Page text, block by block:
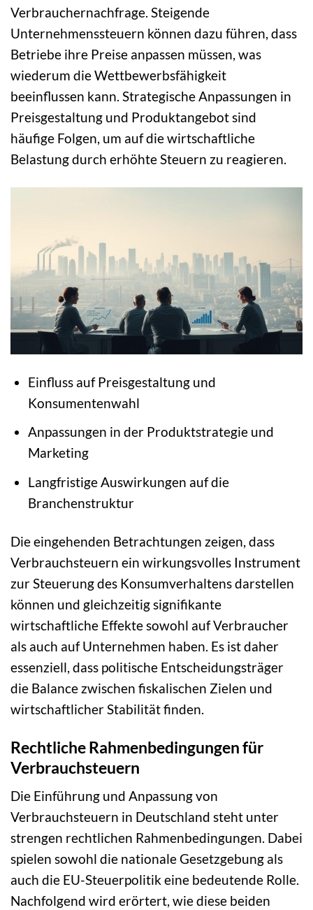
Verbrauchernachfrage. Steigende
Unternehmenssteuern können dazu führen, dass
Betriebe ihre Preise anpassen müssen, was
wiederum die Wettbewerbsfähigkeit
beeinflussen kann. Strategische Anpassungen in
Preisgestaltung und Produktangebot sind
häufige Folgen, um auf die wirtschaftliche
Belastung durch erhöhte Steuern zu reagieren.
Einfluss auf Preisgestaltung und
Konsumentenwahl
Anpassungen in der Produktstrategie und
Marketing
Langfristige Auswirkungen auf die
Branchenstruktur
Die eingehenden Betrachtungen zeigen, dass
Verbrauchsteuern ein wirkungsvolles Instrument
zur Steuerung des Konsumverhaltens darstellen
können und gleichzeitig signifikante
wirtschaftliche Effekte sowohl auf Verbraucher
als auch auf Unternehmen haben. Es ist daher
essenziell, dass politische Entscheidungsträger
die Balance zwischen fiskalischen Zielen und
wirtschaftlicher Stabilität finden.
Rechtliche Rahmenbedingungen für
Verbrauchsteuern
Die Einführung und Anpassung von
Verbrauchsteuern in Deutschland steht unter
strengen rechtlichen Rahmenbedingungen. Dabei
spielen sowohl die nationale Gesetzgebung als
auch die EU-Steuerpolitik eine bedeutende Rolle.
Nachfolgend wird erörtert, wie diese beiden